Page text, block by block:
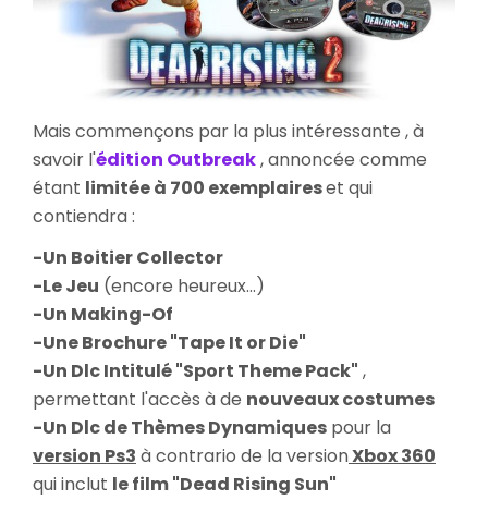
Mais commençons par la plus intéressante , à
savoir l'édition Outbreak, annoncée comme
étant limitée à 700 exemplaireset qui
contiendra :
-Un Boitier Collector
-Le Jeu (encore heureux...)
-Un Making-Of
-Une Brochure "Tape It or Die"
-Un Dlc Intitulé "Sport Theme Pack" ,
permettant l'accès à de nouveaux costumes
-Un Dlc de Thèmes Dynamiques pour la
version Ps3 à contrario de la versionXbox 360
qui inclut le film "Dead Rising Sun"